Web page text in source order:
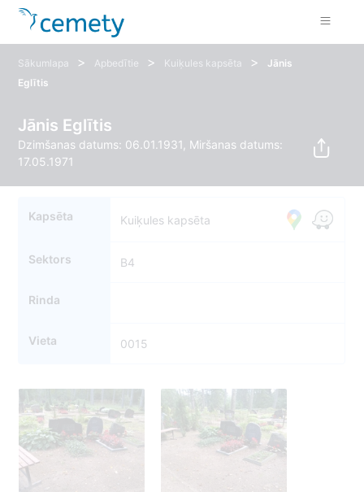
Sākumlapa > Apbedītie > Kuiķules kapsēta >
Jānis
Eglītis
Jānis Eglītis
Dzimšanas datums: 06.01.1931, Miršanas datums:
17.05.1971
Kapsēta Kuiķules kapsēta
Sektors B4
Rinda
Vieta 0015